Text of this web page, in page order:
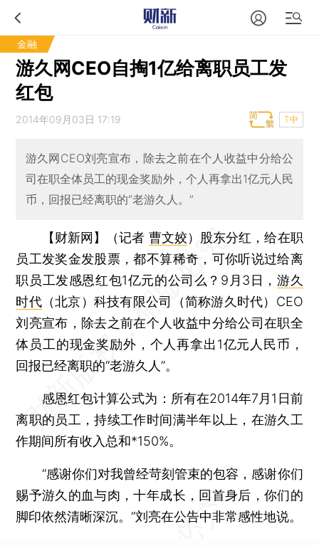
金融
游久网CEO自掏1亿给离职员工发
红包
2014年09月03日 17:19 T中
游久网CEO刘亮宣布，除去之前在个人收益中分给公
司在职全体员工的现金奖励外，个人再拿出1亿元人民
币，回报已经离职的“老游久人。”
【财新网】（记者 曹文姣） 股东分红，给在职
员工发奖金发股票，都不算稀奇，可你听说过给离
职员工发感恩红包1亿元的公司么？9月3日，游久
时代（北京）科技有限公司（简称游久时代）CEO
刘亮宣布，除去之前在个人收益中分给公司在职全
体员工的现金奖励外，个人再拿出1亿元人民币，
回报已经离职的“老游久人”。
感恩红包计算公式为：所有在2014年7月1日前
离职的员工，持续工作时间满半年以上，在游久工
作期间所有收入总和*150%。
“感谢你们对我曾经苛刻管束的包容，感谢你们
赐予游久的血与肉，十年成长，回首身后，你们的
脚印依然清晰深沉。”刘亮在公告中非常感性地说。